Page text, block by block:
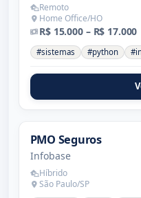
Remoto
Home Office/HO
R$ 15.000 – R$ 17.000
#sistemas #python
PMO Seguros
Infobase
Híbrido
São Paulo/SP